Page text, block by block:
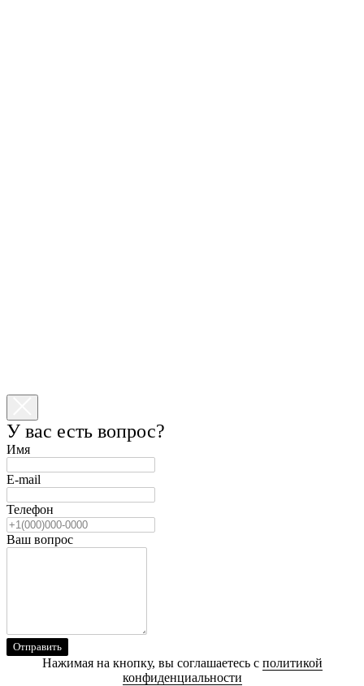
У вас есть вопрос?
Имя
E-mail
Телефон
Ваш вопрос
Отправить
Нажимая на кнопку, вы соглашаетесь с политикой
конфиденциальности